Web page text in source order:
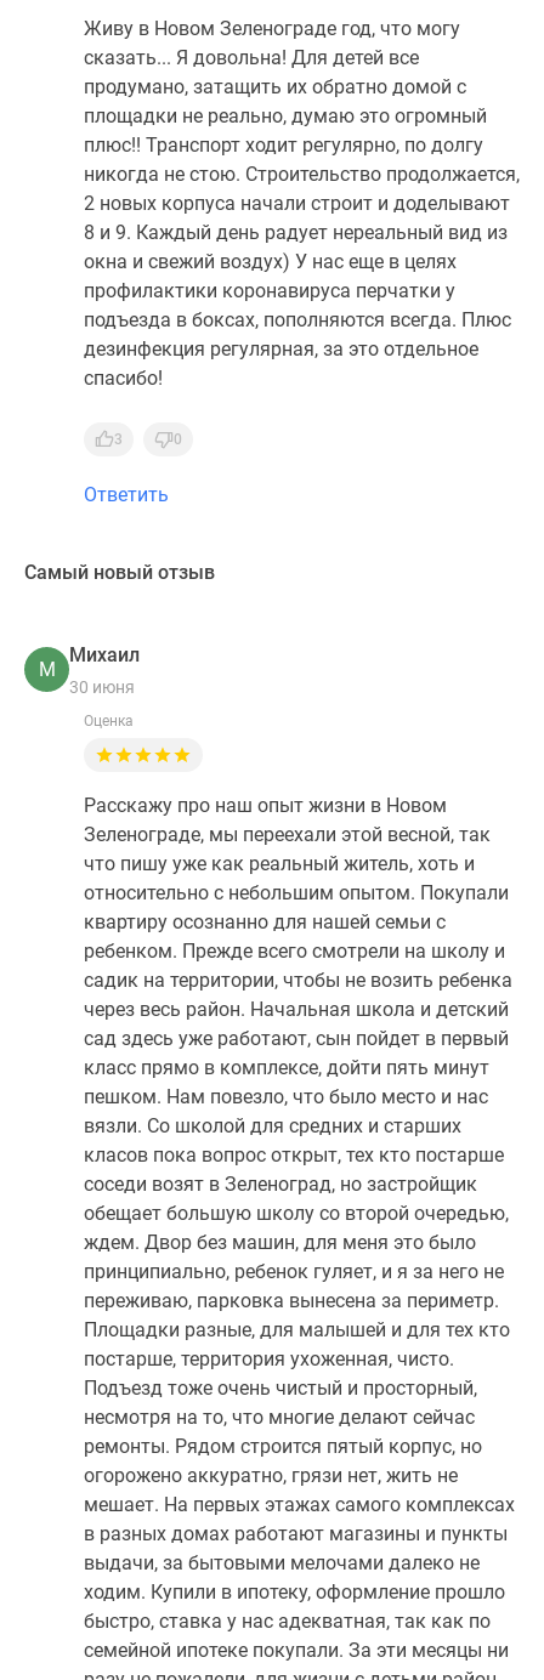
Живу в Новом Зеленограде год, что могу
сказать... Я довольна! Для детей все
продумано, затащить их обратно домой с
площадки не реально, думаю это огромный
плюс!! Транспорт ходит регулярно, по долгу
никогда не стою. Строительство продолжается,
2 новых корпуса начали строит и доделывают
8 и 9. Каждый день радует нереальный вид из
окна и свежий воздух) У нас еще в целях
профилактики коронавируса перчатки у
подъезда в боксах, пополняются всегда. Плюс
дезинфекция регулярная, за это отдельное
спасибо!
3 0
Ответить
Самый новый отзыв
М
Михаил
30 июня
Оценка
Расскажу про наш опыт жизни в Новом
Зеленограде, мы переехали этой весной, так
что пишу уже как реальный житель, хоть и
относительно с небольшим опытом. Покупали
квартиру осознанно для нашей семьи с
ребенком. Прежде всего смотрели на школу и
садик на территории, чтобы не возить ребенка
через весь район. Начальная школа и детский
сад здесь уже работают, сын пойдет в первый
класс прямо в комплексе, дойти пять минут
пешком. Нам повезло, что было место и нас
вязли. Со школой для средних и старших
класов пока вопрос открыт, тех кто постарше
соседи возят в Зеленоград, но застройщик
обещает большую школу со второй очередью,
ждем. Двор без машин, для меня это было
принципиально, ребенок гуляет, и я за него не
переживаю, парковка вынесена за периметр.
Площадки разные, для малышей и для тех кто
постарше, территория ухоженная, чисто.
Подъезд тоже очень чистый и просторный,
несмотря на то, что многие делают сейчас
ремонты. Рядом строится пятый корпус, но
огорожено аккуратно, грязи нет, жить не
мешает. На первых этажах самого комплексах
в разных домах работают магазины и пункты
выдачи, за бытовыми мелочами далеко не
ходим. Купили в ипотеку, оформление прошло
быстро, ставка у нас адекватная, так как по
семейной ипотеке покупали. За эти месяцы ни